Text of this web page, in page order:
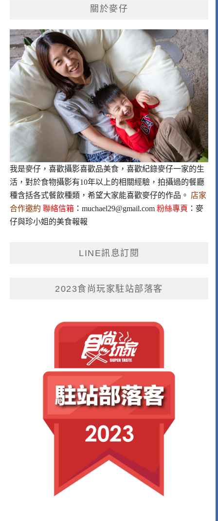
關於麥仔
我是麥仔，喜歡攝影喜歡品美食，喜歡紀錄麥仔一家的生
活，對於食物攝影有10年以上的相關經驗，拍攝過的餐廳
種含括各式餐飲種類，希望大家能喜歡麥仔的作品。 店家
合作邀約 聯絡信箱 ： muchael29@gmail.com 粉絲專頁 ： 麥
仔與珍小姐的美食報報
LINE訊息訂閱
2023食尚玩家駐站部落客